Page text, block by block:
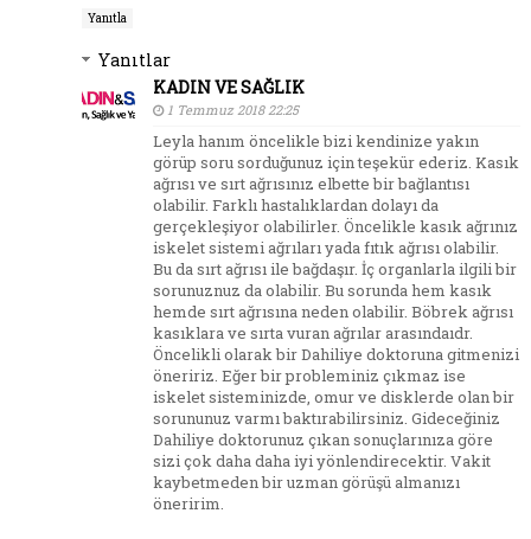
Yanıtla
Yanıtlar
KADIN VE SAĞLIK
1 Temmuz 2018 22:25
Leyla hanım öncelikle bizi kendinize yakın
görüp soru sorduğunuz için teşekür ederiz. Kasık
ağrısı ve sırt ağrısınız elbette bir bağlantısı
olabilir. Farklı hastalıklardan dolayı da
gerçekleşiyor olabilirler. Öncelikle kasık ağrınız
iskelet sistemi ağrıları yada fıtık ağrısı olabilir.
Bu da sırt ağrısı ile bağdaşır. İç organlarla ilgili bir
sorunuznuz da olabilir. Bu sorunda hem kasık
hemde sırt ağrısına neden olabilir. Böbrek ağrısı
kasıklara ve sırta vuran ağrılar arasındaıdr.
Öncelikli olarak bir Dahiliye doktoruna gitmenizi
öneririz. Eğer bir probleminiz çıkmaz ise
iskelet sisteminizde, omur ve disklerde olan bir
sorununuz varmı baktırabilirsiniz. Gideceğiniz
Dahiliye doktorunuz çıkan sonuçlarınıza göre
sizi çok daha daha iyi yönlendirecektir. Vakit
kaybetmeden bir uzman görüşü almanızı
öneririm.